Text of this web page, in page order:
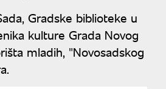
Gradske biblioteke u
kulture Grada Novog
mladih, "Novosadskog